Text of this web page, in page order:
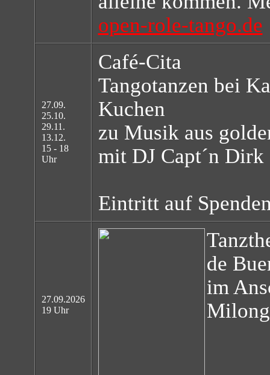
open-role-tango.de
27.09.
25.10.
29.11.
13.12.
15 - 18
Uhr
Café-Cita
Tangotanzen bei
Kuchen
zu Musik aus
mit DJ Capt´n Dirk
Eintritt auf
27.09.2026
19 Uhr
de
im